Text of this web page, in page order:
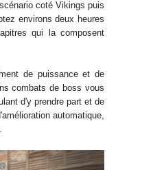
coté Vikings puis
environs deux heures
qui la composent
de puissance et de
combats de boss vous
d'y prendre part et de
automatique,